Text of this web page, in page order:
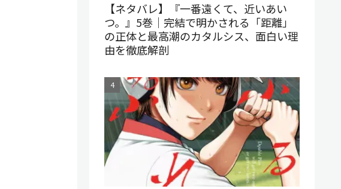
【ネタバレ】『一番遠くて、近いあい
つ。』5巻｜完結で明かされる「距離」
の正体と最高潮のカタルシス、面白い理
由を徹底解剖